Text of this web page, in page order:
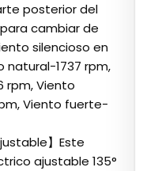
posterior del
cambiar de
silencioso en
natural-1737 rpm,
rpm, Viento
Viento fuerte-
】Este
ajustable 135°